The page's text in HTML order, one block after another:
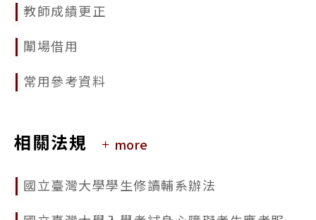
教師成績更正
闈場借用
常用參考資料
相關法規 more
國立臺灣大學學生修讀輔系辦法